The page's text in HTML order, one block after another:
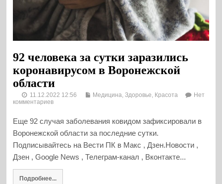
92 человека за сутки заразились
коронавирусом в Воронежской
области
11.12.2022 12:56 Медицина, Здоровье, Красота
Нет
комментариев
Еще 92 случая заболевания ковидом зафиксировали в
Воронежской области за последние сутки.
Подписывайтесь на Вести ПК в Макс , Дзен.Новости ,
Дзен , Google News , Телеграм-канал , Вконтакте...
Подробнее...